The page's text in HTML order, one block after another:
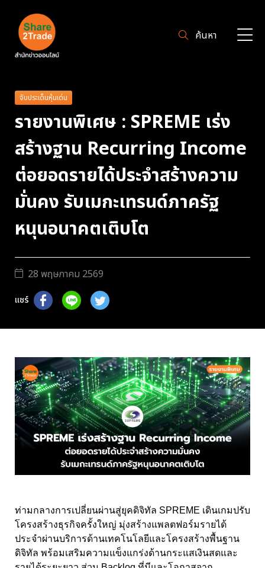
ค้นหา
จับประเด็นหุ้นเด่น
รายงานพิเศษ : SPREME เร่ง
สร้างฐาน Recurring Income
ต่อยอดรายได้ประจำสร้างความ
มั่นคง รับเมกะเทรนด์ภาครัฐ
หนุนอนาคตเติบโต
28 พฤษภาคม 2569
แชร์
ท่ามกลางการเปลี่ยนผ่านสู่ยุคดิจิทัล SPREME เดินเกมปรับ
โครงสร้างธุรกิจครั้งใหญ่ มุ่งสร้างแพลตฟอร์มรายได้
ประจำผ่านบริการด้านเทคโนโลยีและโครงสร้างพื้นฐาน
ดิจิทัล พร้อมเสริมความแข็งแกร่งด้านกระแสเงินสดและ